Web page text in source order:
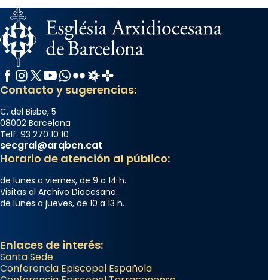
Facebook
Instagram
X / Twitter
YouTube
WhatsApp
FlickrRadio Estel
Catalunya Cristiana
Contacto y sugerencias:
C. del Bisbe, 5
08002 Barcelona
Telf. 93 270 10 10
secgral@arqbcn.cat
Horario de atención al público:
de lunes a viernes, de 9 a 14 h.
Visitas al Archivo Diocesano:
de lunes a jueves, de 10 a 13 h.
Enlaces de interés:
Santa Sede
Conferencia Episcopal Española